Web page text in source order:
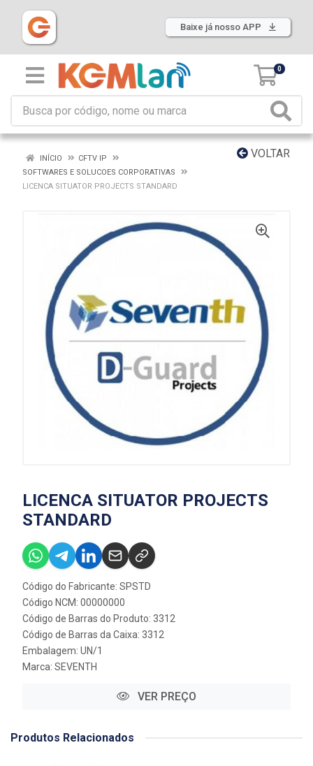
Baixe já nosso APP
0
VOLTAR
INÍCIO
CFTV IP
SOFTWARES E SOLUCOES CORPORATIVAS
LICENCA SITUATOR PROJECTS STANDARD
LICENCA SITUATOR PROJECTS
STANDARD
Código do Fabricante: SPSTD
Código NCM: 00000000
Código de Barras do Produto: 3312
Código de Barras da Caixa: 3312
Embalagem: UN/1
Marca: SEVENTH
VER PREÇO
Produtos Relacionados